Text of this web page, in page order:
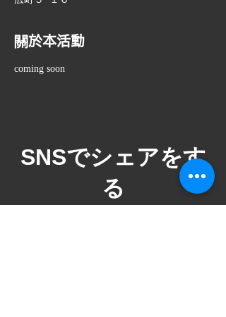
關於本活動
coming soon
​SNSでシェアをす
る